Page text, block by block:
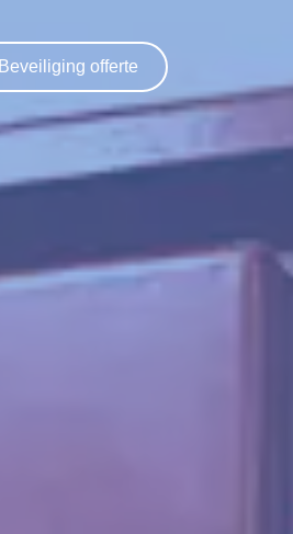
Beveiliging offerte